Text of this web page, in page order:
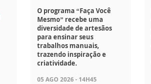
O programa “Faça Você
Mesmo” recebe uma
diversidade de artesãos
para ensinar seus
trabalhos manuais,
trazendo inspiração e
criatividade.
05 AGO 2026 - 14H45